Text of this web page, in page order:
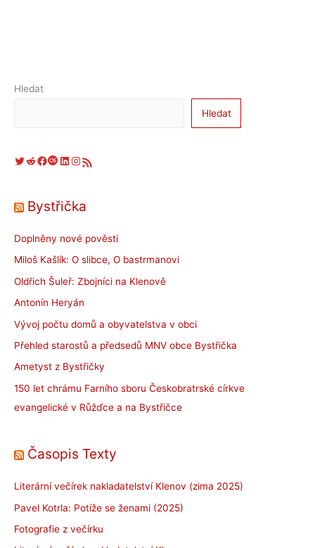
Hledat
Hledat
Twitter Reddit Facebook Last.fm LinkedIn Instagram RSS zdroj
Bystřička
Doplněny nové pověsti
Miloš Kašlík: O slibce, O bastrmanovi
Oldřich Šuleř: Zbojníci na Klenově
Antonín Heryán
Vývoj počtu domů a obyvatelstva v obci
Přehled starostů a předsedů MNV obce Bystřička
Ametyst z Bystřičky
150 let chrámu Farního sboru Českobratrské církve
evangelické v Růžďce a na Bystřičce
Časopis Texty
Literární večírek nakladatelství Klenov (zima 2025)
Pavel Kotrla: Potíže se ženami (2025)
Fotografie z večírku